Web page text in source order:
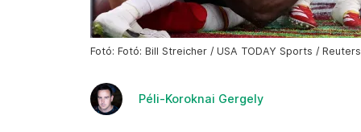
Fotó: Fotó: Bill Streicher / USA TODAY Sports / Reuters
Péli-Koroknai Gergely